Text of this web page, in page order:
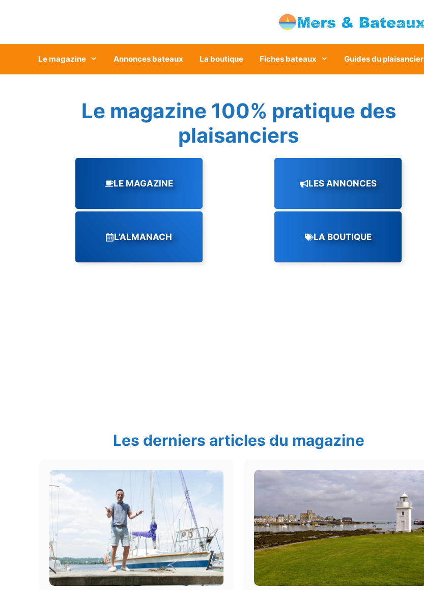
Le magazine Annonces bateaux La boutique Fiches bateaux Guides du plaisancier
Le magazine 100% pratique des
plaisanciers
LE MAGAZINE LES ANNONCES
L’ALMANACH LA BOUTIQUE
Les derniers articles du magazine